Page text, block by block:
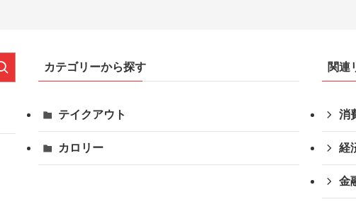
カテゴリーから探す
テイクアウト
カロリー
関連
消
経
金